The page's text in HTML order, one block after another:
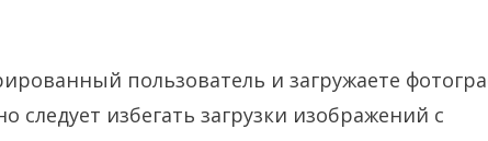
пользователь и загружаете
следует избегать загрузки изображений с